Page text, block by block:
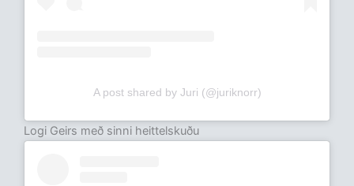
A post shared by Juri (@juriknorr)
Logi Geirs með sinni heittelskuðu